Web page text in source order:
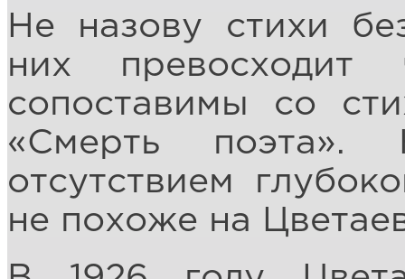
Не назову стихи
них
сопоставимы со
«Смерть
отсутствием
не похоже на